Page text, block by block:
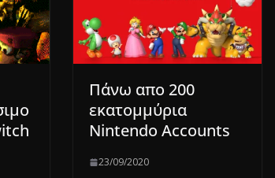
Πάνω απο 200
εκατομμύρια
Nintendo Accounts
23/09/2020